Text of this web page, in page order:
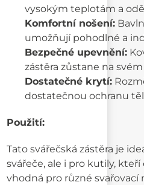
vysokým teplotám a
Komfortní nošení:
umožňují pohodlné a
Bezpečné upevnění:
zástěra zůstane na
Dostatečné krytí:
dostatečnou ochranu
Použití:
Tato svářečská zástěra je
svářeče, ale i pro kutily, kteří
vhodná pro různé